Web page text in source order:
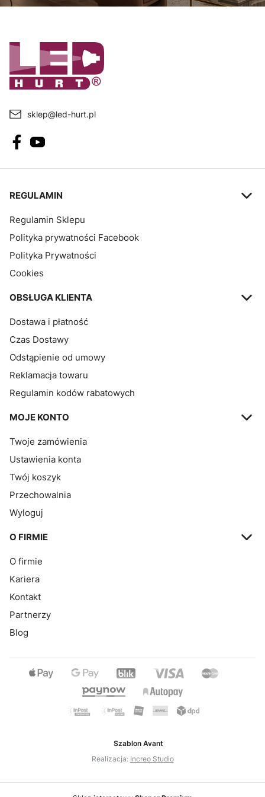
sklep@led-hurt.pl
Linki w stopce
REGULAMIN
Regulamin Sklepu
Polityka prywatności Facebook
Polityka Prywatności
Cookies
OBSŁUGA KLIENTA
Dostawa i płatność
Czas Dostawy
Odstąpienie od umowy
Reklamacja towaru
Regulamin kodów rabatowych
MOJE KONTO
Twoje zamówienia
Ustawienia konta
Twój koszyk
Przechowalnia
Wyloguj
O FIRMIE
O firmie
Kariera
Kontakt
Partnerzy
Blog
Szablon Avant
Realizacja: Increo Studio